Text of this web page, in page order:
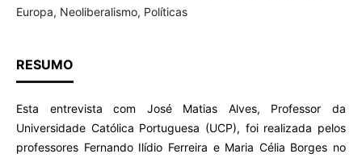
Europa, Neoliberalismo, Políticas
RESUMO
Esta entrevista com José Matias Alves, Professor da
Universidade Católica Portuguesa (UCP), foi realizada pelos
professores Fernando Ilídio Ferreira e Maria Célia Borges no